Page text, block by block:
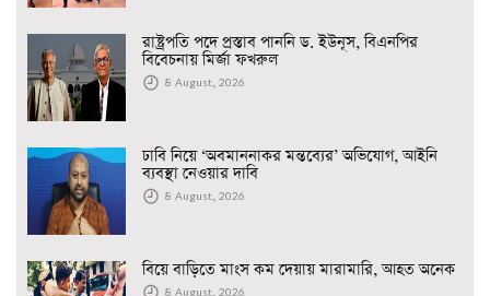
রাষ্ট্রপতি পদে প্রস্তাব পাননি ড. ইউনূস, বিএনপির
বিবেচনায় মির্জা ফখরুল
8 August, 2026
ঢাবি নিয়ে ‘অবমাননাকর মন্তব্যের’ অভিযোগ, আইনি
ব্যবস্থা নেওয়ার দাবি
8 August, 2026
বিয়ে বাড়িতে মাংস কম দেয়ায় মারামারি, আহত অনেক
8 August, 2026